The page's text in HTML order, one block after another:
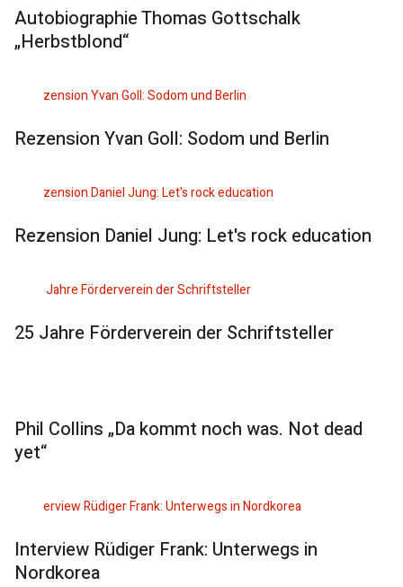
Autobiographie Thomas Gottschalk
„Herbstblond“
Rezension Yvan Goll: Sodom und Berlin
Rezension Daniel Jung: Let's rock education
25 Jahre Förderverein der Schriftsteller
Phil Collins „Da kommt noch was. Not dead
yet“
Interview Rüdiger Frank: Unterwegs in
Nordkorea